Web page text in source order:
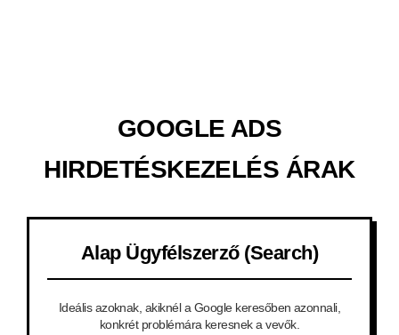
GOOGLE ADS
HIRDETÉSKEZELÉS ÁRAK
Alap Ügyfélszerző (Search)
Ideális azoknak, akiknél a Google keresőben azonnali,
konkrét problémára keresnek a vevők.